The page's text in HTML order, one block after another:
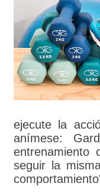
ejecute la
anímese:
entrenamiento
seguir la